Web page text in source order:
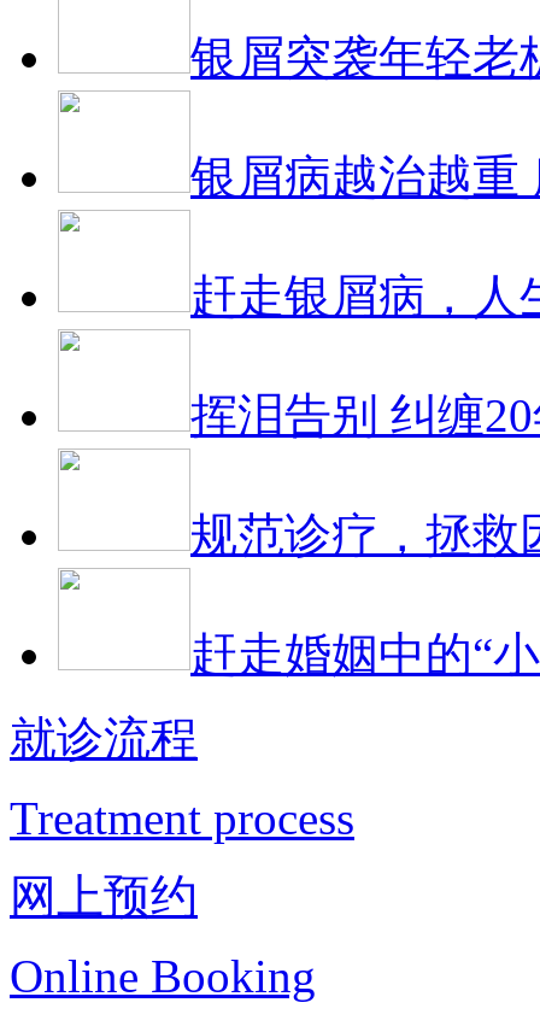
银屑突袭年轻老
银屑病越治越重
赶走银屑病，人
挥泪告别 纠缠
规范诊疗，拯救
赶走婚姻中的“
就诊流程
Treatment process
网上预约
Online Booking